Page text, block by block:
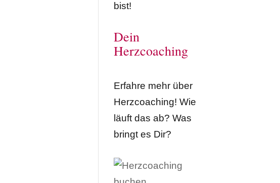
bist!
Dein
Herzcoaching
Erfahre mehr über
Herzcoaching! Wie
läuft das ab? Was
bringt es Dir?